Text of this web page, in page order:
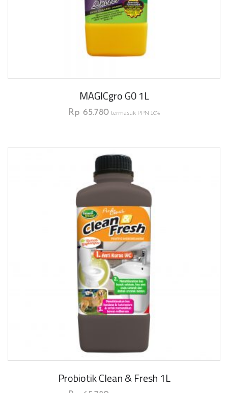
MAGICgro G0 1L
Rp 65.780 termasuk PPN 10%
Probiotik Clean & Fresh 1L